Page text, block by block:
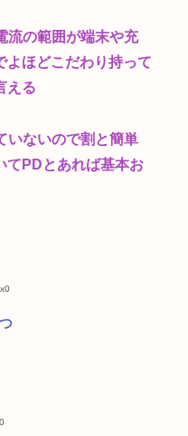
流の範囲が端末や充
よほどこだわり持って
える
いないので割と簡単
てPDとあれば基本お